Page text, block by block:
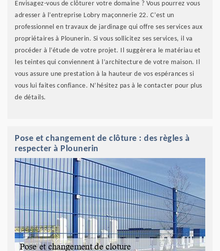
Envisagez-vous de clôturer votre domaine ? Vous pourrez vous
adresser à l’entreprise Lobry maçonnerie 22. C’est un
professionnel en travaux de jardinage qui offre ses services aux
propriétaires à Plounerin. Si vous sollicitez ses services, il va
procéder à l’étude de votre projet. Il suggèrera le matériau et
les teintes qui conviennent à l’architecture de votre maison. Il
vous assure une prestation à la hauteur de vos espérances si
vous lui faites confiance. N’hésitez pas à le contacter pour plus
de détails.
Pose et changement de clôture : des règles à
respecter à Plounerin